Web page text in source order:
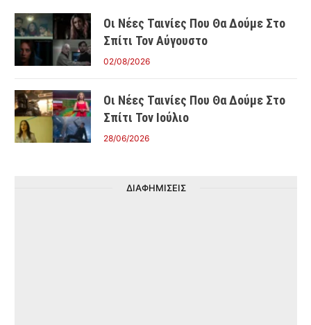
Οι Νέες Ταινίες Που Θα Δούμε Στο
Σπίτι Τον Αύγουστο
02/08/2026
Οι Νέες Ταινίες Που Θα Δούμε Στο
Σπίτι Τον Ιούλιο
28/06/2026
ΔΙΑΦΗΜΙΣΕΙΣ